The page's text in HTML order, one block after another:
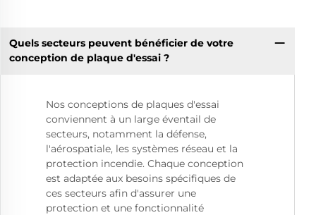
Quels secteurs peuvent bénéficier de votre
conception de plaque d'essai ?
Nos conceptions de plaques d'essai
conviennent à un large éventail de
secteurs, notamment la défense,
l'aérospatiale, les systèmes réseau et la
protection incendie. Chaque conception
est adaptée aux besoins spécifiques de
ces secteurs afin d'assurer une
protection et une fonctionnalité